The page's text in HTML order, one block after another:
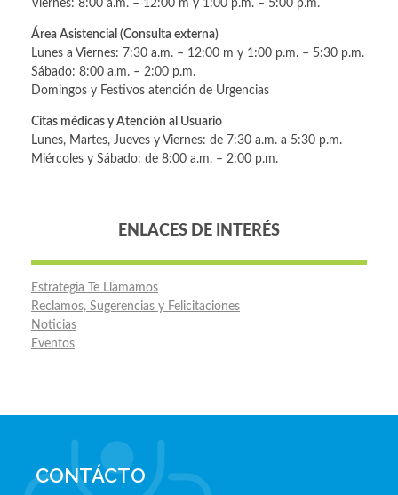
Viernes: 8:00 a.m. – 12:00 m y 1:00 p.m. – 5:00 p.m.
Área Asistencial (Consulta externa)
Lunes a Viernes: 7:30 a.m. – 12:00 m y 1:00 p.m. – 5:30 p.m.
Sábado: 8:00 a.m. – 2:00 p.m.
Domingos y Festivos atención de Urgencias
Citas médicas y Atención al Usuario
Lunes, Martes, Jueves y Viernes: de 7:30 a.m. a 5:30 p.m.
Miércoles y Sábado: de 8:00 a.m. – 2:00 p.m.
ENLACES DE INTERÉS
Estrategia Te Llamamos
Reclamos, Sugerencias y Felicitaciones
Noticias
Eventos
CONTÁCTO